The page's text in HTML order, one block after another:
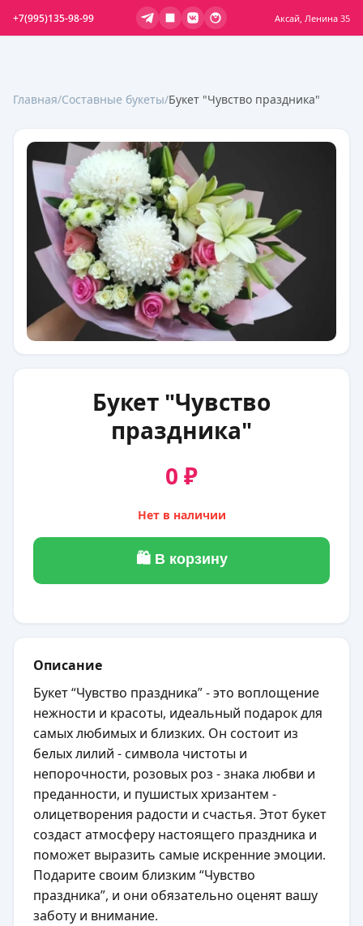
+7(995)135-98-99 Аксай, Ленина 35
Главная/Составные букеты/Букет "Чувство праздника"
Букет "Чувство
праздника"
0 ₽
Нет в наличии
🛍 В корзину
Описание
Букет “Чувство праздника” - это воплощение
нежности и красоты, идеальный подарок для
самых любимых и близких. Он состоит из
белых лилий - символа чистоты и
непорочности, розовых роз - знака любви и
преданности, и пушистых хризантем -
олицетворения радости и счастья. Этот букет
создаст атмосферу настоящего праздника и
поможет выразить самые искренние эмоции.
Подарите своим близким “Чувство
праздника”, и они обязательно оценят вашу
заботу и внимание.